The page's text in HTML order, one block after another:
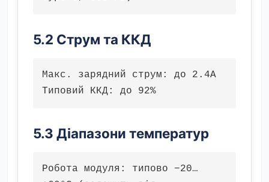
5.2 Струм та ККД
Макс. зарядний струм: до 2.4A
Типовий ККД: до 92%
5.3 Діапазони температур
Робота модуля: типово −20…